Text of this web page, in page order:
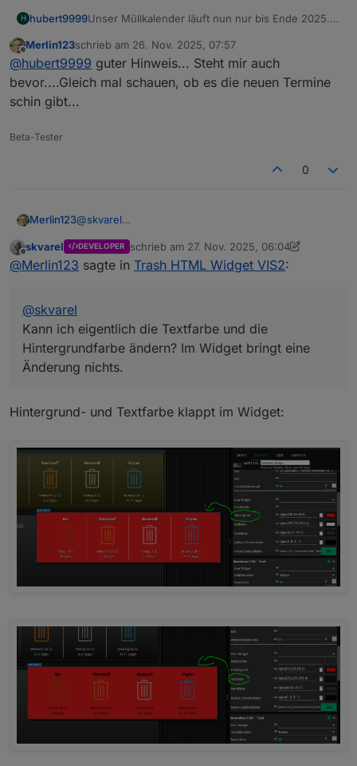
H hubert9999Unser Müllkalender läuft nun nur bis Ende 2025.
Nun steigt das Script wieder aus, weil es für jeden
Mülltyp immer ein datum erwartet.
Kann man diesen Fehler irgendwie abfangen?
Offline
Merlin123schrieb am 26. Nov. 2025, 07:57
zuletzt editiert von
@hubert9999 guter Hinweis... Steht mir auch
bevor....Gleich mal schauen, ob es die neuen Termine
schin gibt...
Beta-Tester
0
Merlin123@skvarel
Hintergrundfarbe ändern? Im Widget bringt eine
Änderung nichts.
Offline
skvarel DEVELOPER schrieb am 27. Nov. 2025, 06:04
zuletzt editiert von skvarel
@Merlin123 sagte in Trash HTML Widget VIS2:
@skvarel
Kann ich eigentlich die Textfarbe und die
Hintergrundfarbe ändern? Im Widget bringt eine
Änderung nichts.
Hintergrund- und Textfarbe klappt im Widget: